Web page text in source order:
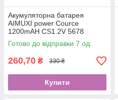
Акумуляторна батарея
AIMUXI power Cource
1200mAH CS1.2V 5678
Готово до відправки 7 од.
260,70 ₴ 330 ₴
Купити